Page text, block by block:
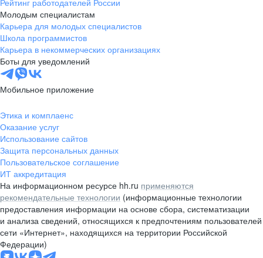
Рейтинг работодателей России
Молодым специалистам
Карьера для молодых специалистов
Школа программистов
Карьера в некоммерческих организациях
Боты для уведомлений
Мобильное приложение
Этика и комплаенс
Оказание услуг
Использование сайтов
Защита персональных данных
Пользовательское соглашение
ИТ аккредитация
На информационном ресурсе hh.ru применяются
рекомендательные технологии (информационные технологии
предоставления информации на основе сбора, систематизации
и анализа сведений, относящихся к предпочтениям пользователей
сети «Интернет», находящихся на территории Российской
Федерации)